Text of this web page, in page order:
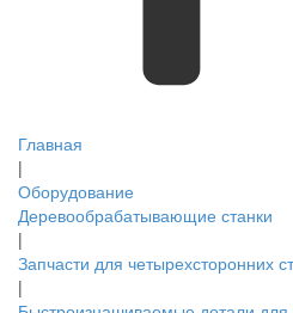
Главная
|
Оборудование
Деревообрабатывающие станки
|
Запчасти для четырехсторонних
|